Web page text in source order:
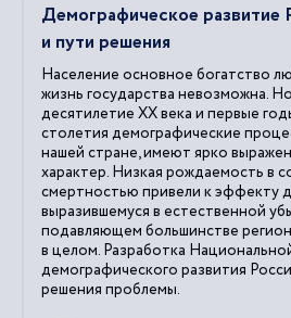
Демографическое развитие
и пути решения
Население основное богатство
жизнь государства невозможна.
десятилетие ХХ века и первые
столетия демографические
нашей стране, имеют ярко
характер. Низкая рождаемость в
смертностью привели к эффекту
выразившемуся в естественной
подавляющем большинстве
в целом. Разработка
демографического развития
решения проблемы.